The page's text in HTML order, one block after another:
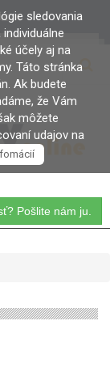
Pošlite nám ju.
sledovania
účely aj na
Táto stránka
Ak budete
že Vám
môžete
udajov na